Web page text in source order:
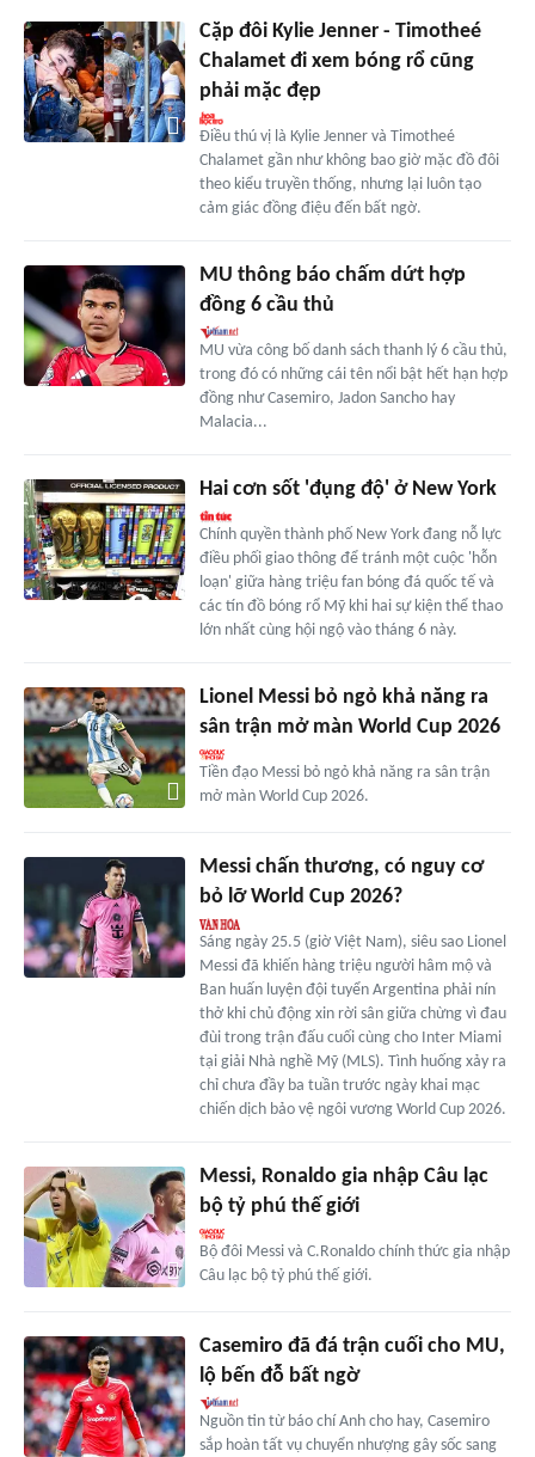
Cặp đôi Kylie Jenner - Timotheé
Chalamet đi xem bóng rổ cũng
phải mặc đẹp
Điều thú vị là Kylie Jenner và Timotheé
Chalamet gần như không bao giờ mặc đồ đôi
theo kiểu truyền thống, nhưng lại luôn tạo
cảm giác đồng điệu đến bất ngờ.
MU thông báo chấm dứt hợp
đồng 6 cầu thủ
MU vừa công bố danh sách thanh lý 6 cầu thủ,
trong đó có những cái tên nổi bật hết hạn hợp
đồng như Casemiro, Jadon Sancho hay
Malacia...
Hai cơn sốt 'đụng độ' ở New York
Chính quyền thành phố New York đang nỗ lực
điều phối giao thông để tránh một cuộc 'hỗn
loạn' giữa hàng triệu fan bóng đá quốc tế và
các tín đồ bóng rổ Mỹ khi hai sự kiện thể thao
lớn nhất cùng hội ngộ vào tháng 6 này.
Lionel Messi bỏ ngỏ khả năng ra
sân trận mở màn World Cup 2026
Tiền đạo Messi bỏ ngỏ khả năng ra sân trận
mở màn World Cup 2026.
Messi chấn thương, có nguy cơ
bỏ lỡ World Cup 2026?
Sáng ngày 25.5 (giờ Việt Nam), siêu sao Lionel
Messi đã khiến hàng triệu người hâm mộ và
Ban huấn luyện đội tuyển Argentina phải nín
thở khi chủ động xin rời sân giữa chừng vì đau
đùi trong trận đấu cuối cùng cho Inter Miami
tại giải Nhà nghề Mỹ (MLS). Tình huống xảy ra
chỉ chưa đầy ba tuần trước ngày khai mạc
chiến dịch bảo vệ ngôi vương World Cup 2026.
Messi, Ronaldo gia nhập Câu lạc
bộ tỷ phú thế giới
Bộ đôi Messi và C.Ronaldo chính thức gia nhập
Câu lạc bộ tỷ phú thế giới.
Casemiro đã đá trận cuối cho MU,
lộ bến đỗ bất ngờ
Nguồn tin từ báo chí Anh cho hay, Casemiro
sắp hoàn tất vụ chuyển nhượng gây sốc sang